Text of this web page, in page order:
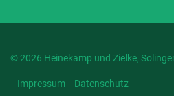
© 2026 Heinekamp und Zielke,
Impressum Datenschutz